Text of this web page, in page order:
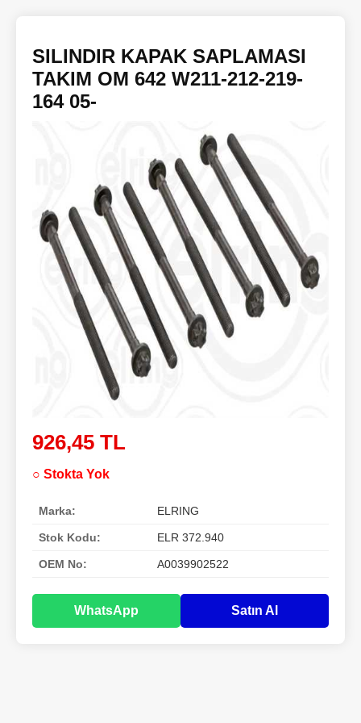
SILINDIR KAPAK SAPLAMASI
TAKIM OM 642 W211-212-219-
164 05-
926,45 TL
○ Stokta Yok
Marka: ELRING
Stok Kodu: ELR 372.940
OEM No: A0039902522
WhatsApp Satın Al